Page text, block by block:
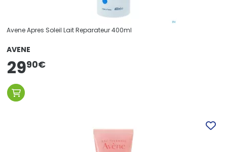
Avene Apres Soleil Lait Reparateur 400ml
AVENE
2990€